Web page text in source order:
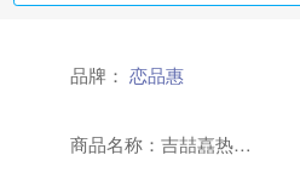
品牌： 恋品惠
商品名称：吉喆嚞热镀锌方管桁架加固桁架演出舞台婚庆背景架舞台批发厂家直销HW 长度20厘米